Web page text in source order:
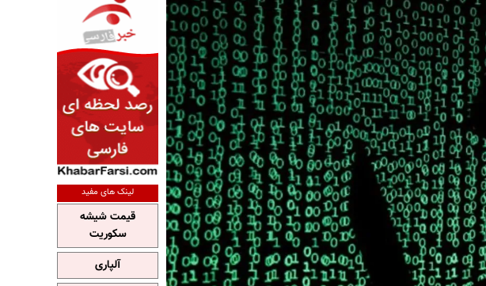
لینک های مفید
قیمت شیشه
سکوریت
آلپاری